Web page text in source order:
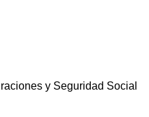
y Seguridad Social